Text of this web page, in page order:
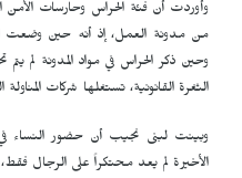
وأوردت أن فئة الحراس وحارسات
من مدونة العمل، إذ أنه حين وضعت
وحين ذكر الحراس في مواد المدونة
الثغرة القانونية، تستغلها شركات
وبينت لبنى نجيب أن حضور النساء
الأخيرة لم يعد محتكراً على الرجال